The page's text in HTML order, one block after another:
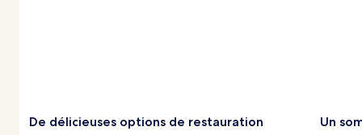
De délicieuses options de restauration Un